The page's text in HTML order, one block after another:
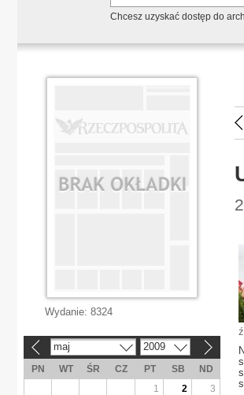
Chcesz uzyskać dostęp do
Wydanie: 8324
maj 2009
PN WT ŚR CZ PT SB
ND
1
2
3